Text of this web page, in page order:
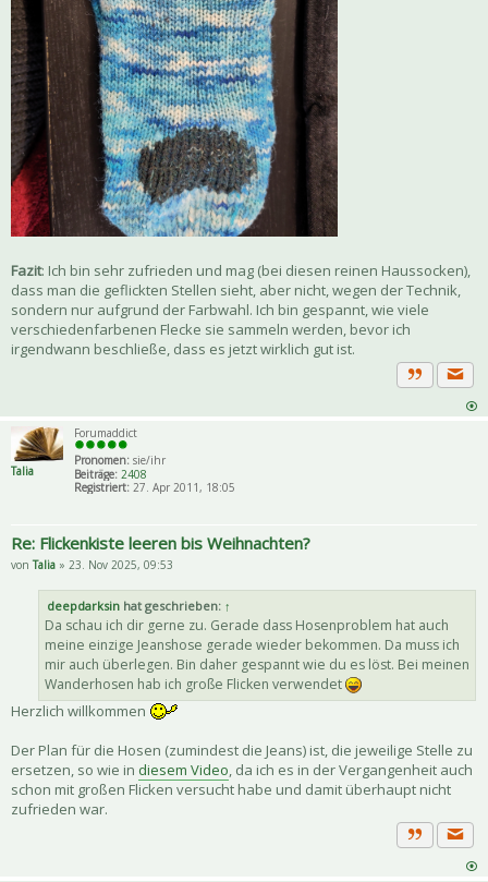
Fazit: Ich bin sehr zufrieden und mag (bei diesen reinen Haussocken),
dass man die geflickten Stellen sieht, aber nicht, wegen der Technik,
sondern nur aufgrund der Farbwahl. Ich bin gespannt, wie viele
verschiedenfarbenen Flecke sie sammeln werden, bevor ich
irgendwann beschließe, dass es jetzt wirklich gut ist.
Zitat
Talia
Forumaddict
Pronomen: sie/ihr
Beiträge: 2408
Registriert: 27. Apr 2011, 18:05
Re: Flickenkiste leeren bis Weihnachten?
vonTalia » 23. Nov 2025, 09:53
deepdarksin hat geschrieben: ↑
Da schau ich dir gerne zu. Gerade dass Hosenproblem hat auch
meine einzige Jeanshose gerade wieder bekommen. Da muss ich
mir auch überlegen. Bin daher gespannt wie du es löst. Bei meinen
Wanderhosen hab ich große Flicken verwendet
Herzlich willkommen
Der Plan für die Hosen (zumindest die Jeans) ist, die jeweilige Stelle zu
ersetzen, so wie in diesem Video, da ich es in der Vergangenheit auch
schon mit großen Flicken versucht habe und damit überhaupt nicht
zufrieden war.
Zitat